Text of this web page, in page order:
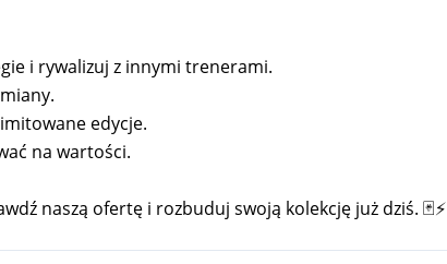
i rywalizuj z innymi trenerami.
edycje.
na wartości.
naszą ofertę i rozbuduj swoją kolekcję już dziś. 🃏⚡